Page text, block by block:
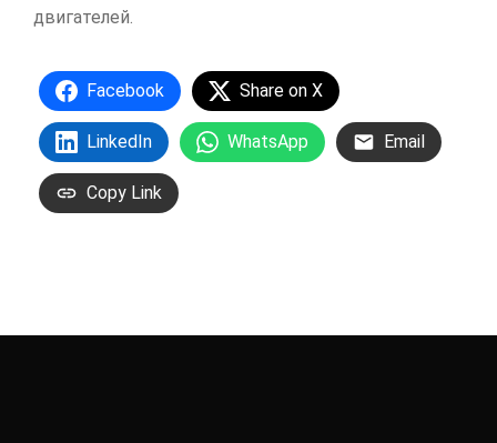
двигателей.
Facebook Share on X
LinkedIn WhatsApp Email
Copy Link